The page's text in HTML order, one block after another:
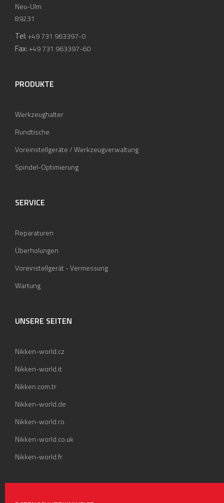
Neu-Ulm
89231
Tel:+49 731 963397-0
Fax:+49 731 963397-60
PRODUKTE
Werkzeughalter
Rundtische
Voreinstellgeräte / Werkzeugverwaltung
Spindel-Optimierung
SERVICE
Reparaturen
Überholungen
Voreinstellgerät - Vermessung
Wartung
UNSERE SEITEN
Nikken-world.cz
Nikken-world.it
Nikken.com.tr
Nikken-world.de
Nikken-world.ro
Nikken-world.co.uk
Nikken-world.fr